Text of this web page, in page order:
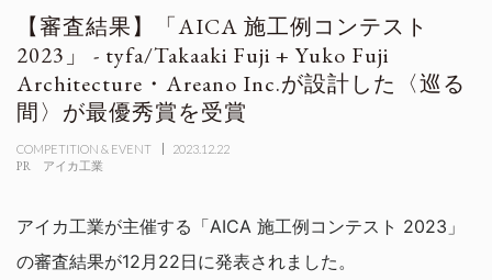
【審査結果】「AICA 施工例コンテスト
2023」 - tyfa/Takaaki Fuji + Yuko Fuji
Architecture・Areano Inc.が設計した〈巡る
間〉が最優秀賞を受賞
COMPETITION & EVENT 2023.12.22
PR アイカ工業
アイカ工業が主催する「AICA 施工例コンテスト 2023」
の審査結果が12月22日に発表されました。